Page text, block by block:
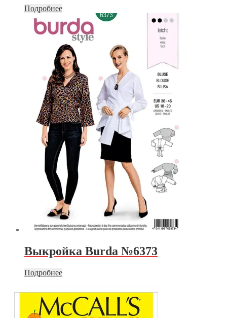
Подробнее
Выкройка Burda №6373
Подробнее